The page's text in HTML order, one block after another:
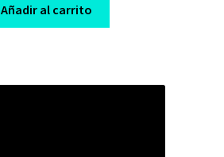
was:
$ 99,00.
is:
$ 10,00.
Añadir al carrito